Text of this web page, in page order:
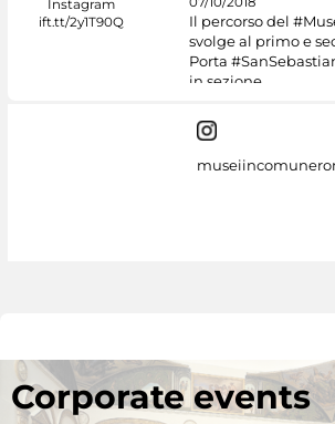
Il percorso del
svolge al primo e
Porta
in sezione
Corporate events